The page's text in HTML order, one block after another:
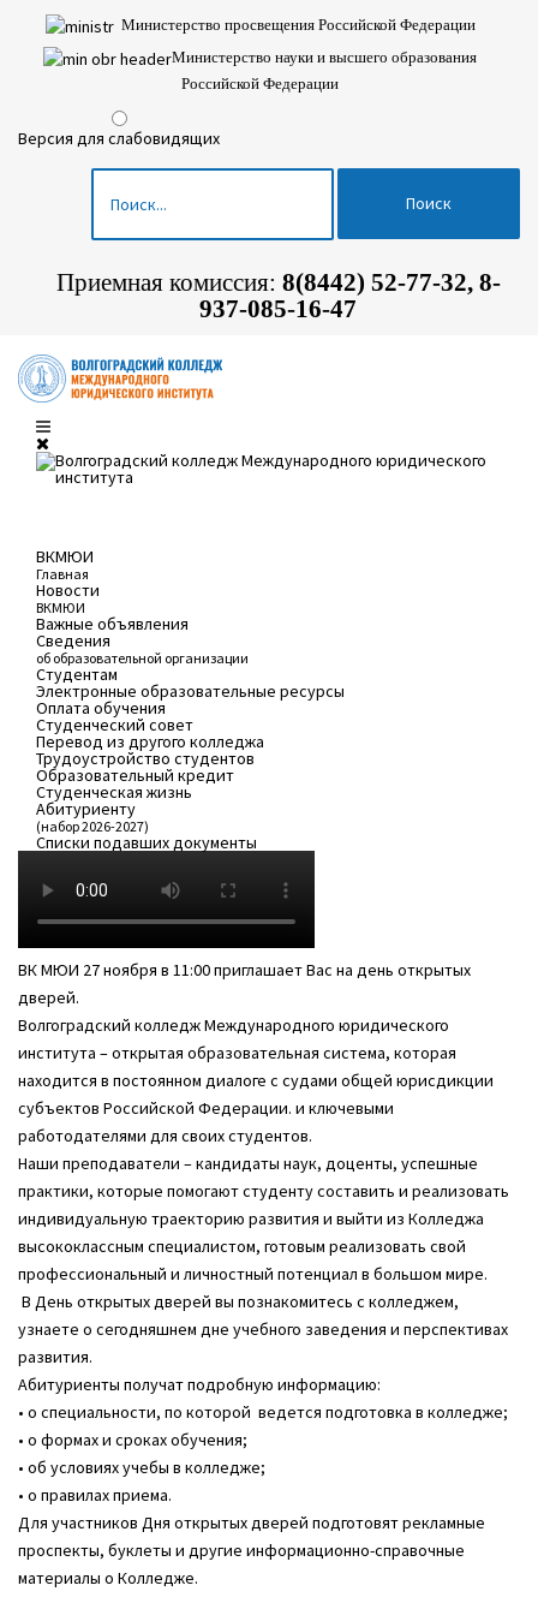
Министерство просвещения Российской Федерации
Министерство науки и высшего образования
Российской Федерации
Версия для слабовидящих
Поиск
Приемная комиссия: 8(8442) 52-77-32, 8-
937-085-16-47
ВКМЮИ
Главная
Новости
ВКМЮИ
Важные объявления
Сведения
об образовательной организации
Студентам
Электронные образовательные ресурсы
Оплата обучения
Студенческий совет
Перевод из другого колледжа
Трудоустройство студентов
Образовательный кредит
Студенческая жизнь
Абитуриенту
(набор 2026-2027)
Списки подавших документы
открытых дверей
ВК МЮИ 27 ноября в 11:00 приглашает Вас на день открытых
дверей.
Волгоградский колледж Международного юридического
института – открытая образовательная система, которая
находится в постоянном диалоге с судами общей юрисдикции
субъектов Российской Федерации. и ключевыми
работодателями для своих студентов.
Наши преподаватели – кандидаты наук, доценты, успешные
практики, которые помогают студенту составить и реализовать
индивидуальную траекторию развития и выйти из Колледжа
высококлассным специалистом, готовым реализовать свой
профессиональный и личностный потенциал в большом мире.
В День открытых дверей вы познакомитесь с колледжем,
узнаете о сегодняшнем дне учебного заведения и перспективах
развития.
Абитуриенты получат подробную информацию:
• о специальности, по которой ведется подготовка в колледже;
• о формах и сроках обучения;
• об условиях учебы в колледже;
• о правилах приема.
Для участников Дня открытых дверей подготовят рекламные
проспекты, буклеты и другие информационно-справочные
материалы о Колледже.